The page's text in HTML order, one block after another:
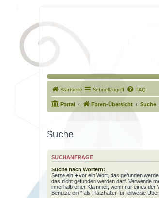
Startseite Schnellzugriff FAQ
Portal Foren-Übersicht Suche
Suche
SUCHANFRAGE
Suche nach Wörtern:
Setze ein + vor ein Wort, das gefunden
das nicht gefunden werden darf. Verwende
innerhalb einer Klammer, wenn nur eines der
Benutze ein * als Platzhalter für teilweise